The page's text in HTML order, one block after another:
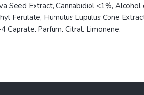
Seed Extract, Cannabidiol <1%,
Ferulate, Humulus Lupulus Cone
Caprate, Parfum, Citral, Limonene.